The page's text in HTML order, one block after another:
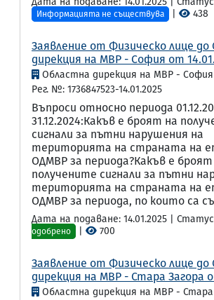
Информацията не съществува 438
Заявление от Физическо лице
дирекция на МВР - София от
Областна дирекция на МВР - София
Рег. №: 1736847523-14.01.2025
Въпроси относно периода
31.12.2024:Какъв е броят на
сигнали за пътни нарушения на
територията на страната на
ОДМВР за периода?Какъв е броят
получените сигнали за пътни
територията на страната на
ОДМВР за периода, по които са
Дата на подаване: 14.01.2025 |
одобрено
700
Заявление от Физическо лице
дирекция на МВР - Стара Загора
Областна дирекция на МВР - Стара